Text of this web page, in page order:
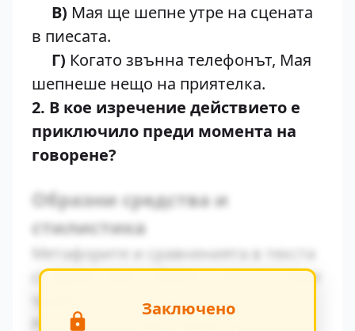
В) Мая ще шепне утре на сцената
в пиесата.
Г) Когато звънна телефонът, Мая
шепнеше нещо на приятелка.
2. В кое изречение действието е
приключило преди момента на
говорене?
Образни средства и
стилистика
Метафорите и сравненията в текста
създават ярки образи, които остават
трайно в съзнанието на читателя.
Ритъмът на повествованието се
Заключено